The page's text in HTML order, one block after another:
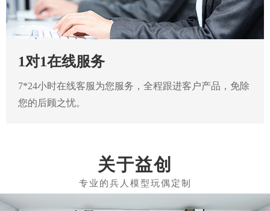
1对1在线服务
7*24小时在线客服为您服务，全程跟进客户产品，免除
您的后顾之忧。
关于益创